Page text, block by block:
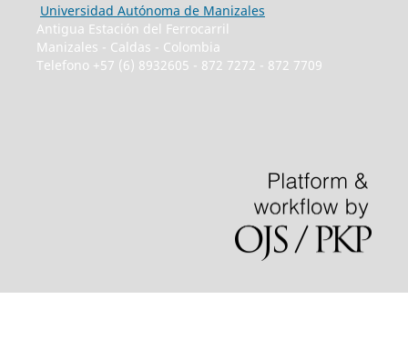
Universidad Autónoma de Manizales
Antigua Estación del Ferrocarril
Manizales - Caldas - Colombia
Telefono +57 (6) 8932605 - 872 7272 - 872 7709